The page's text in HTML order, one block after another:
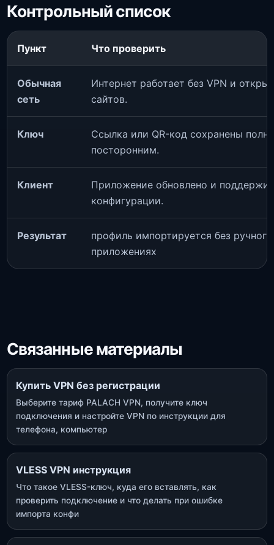
Контрольный список
Пункт Что проверить
Обычная
сеть
Интернет работает без VPN и
сайтов.
Ключ
Ссылка или QR-код сохранены
посторонним.
Клиент
Приложение обновлено и
конфигурации.
Результат
профиль импортируется без
приложениях
Связанные материалы
Купить VPN без регистрации
Выберите тариф PALACH VPN, получите ключ
подключения и настройте VPN по инструкции для
телефона, компьютер
VLESS VPN инструкция
Что такое VLESS-ключ, куда его вставлять, как
проверить подключение и что делать при ошибке
импорта конфи